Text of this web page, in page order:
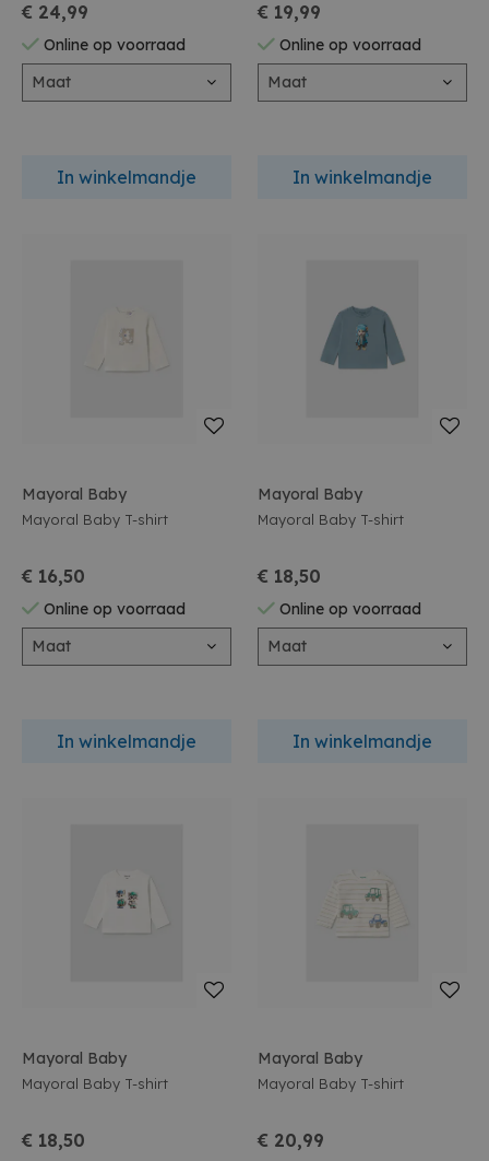
€ 24,99
Online op voorraad
Maat
In winkelmandje
€ 19,99
Online op voorraad
Maat
In winkelmandje
Mayoral Baby
Mayoral Baby T-shirt
€ 16,50
Online op voorraad
Maat
In winkelmandje
Mayoral Baby
Mayoral Baby T-shirt
€ 18,50
Online op voorraad
Maat
In winkelmandje
Mayoral Baby
Mayoral Baby T-shirt
€ 18,50
Mayoral Baby
Mayoral Baby T-shirt
€ 20,99